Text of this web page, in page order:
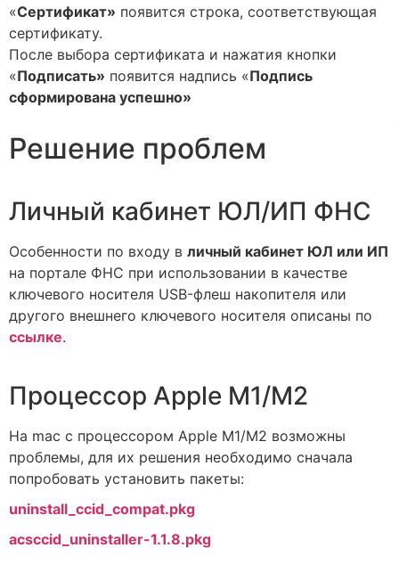
«Сертификат» появится строка, соответствующая
сертификату.
После выбора сертификата и нажатия кнопки
«Подписать» появится надпись «Подпись
сформирована успешно»
Решение проблем
Личный кабинет ЮЛ/ИП ФНС
Особенности по входу в личный кабинет ЮЛ или ИП
на портале ФНС при использовании в качестве
ключевого носителя USB-флеш накопителя или
другого внешнего ключевого носителя описаны по
ссылке.
Процессор Apple M1/M2
На mac с процессором Apple M1/M2 возможны
проблемы, для их решения необходимо сначала
попробовать установить пакеты:
uninstall_ccid_compat.pkg
acsccid_uninstaller-1.1.8.pkg